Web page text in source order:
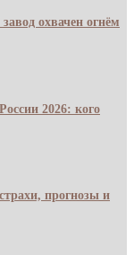
охвачен огнём
2026: кого
прогнозы и